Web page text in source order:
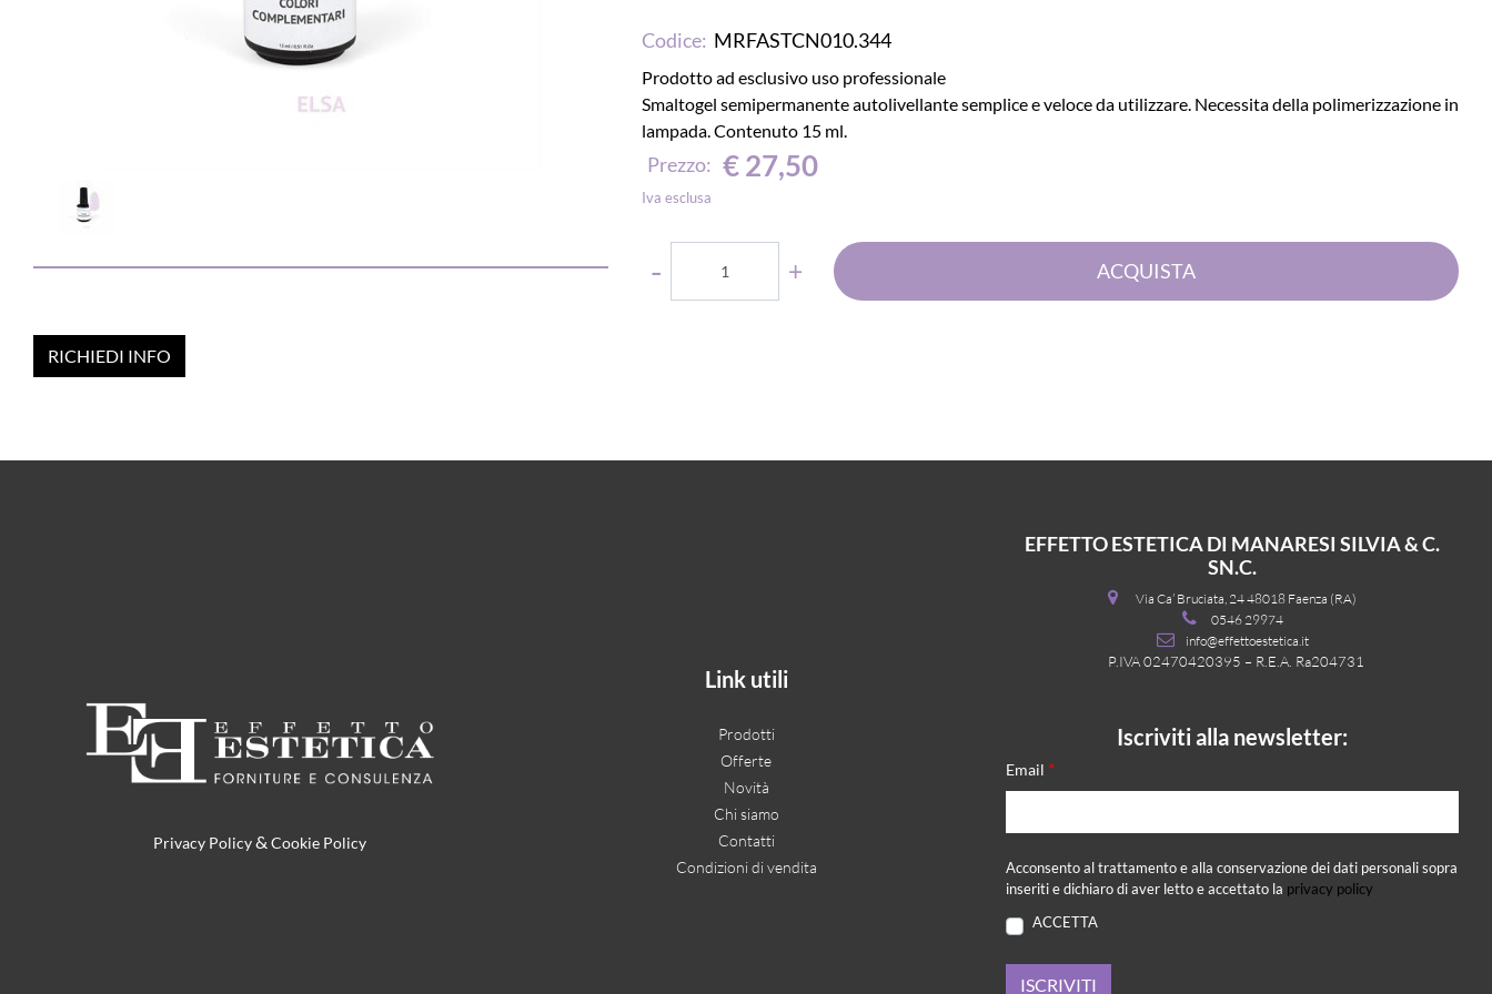
RICHIEDI INFO
Codice: MRFASTCN010.344
Prodotto ad esclusivo uso professionale
Smaltogel semipermanente autolivellante semplice e veloce da utilizzare. Necessita della polimerizzazione in
lampada. Contenuto 15 ml.
Prezzo: € 27,50
Iva esclusa
ACQUISTA
Privacy Policy& Cookie Policy
Link utili
Prodotti
Offerte
Novità
Chi siamo
Contatti
Condizioni di vendita
EFFETTO ESTETICA DI MANARESI SILVIA & C.
SN.C.
Via Ca’ Bruciata, 24 48018 Faenza (RA)
0546 29974
info@effettoestetica.it
P.IVA 02470420395 – R.E.A. Ra204731
Iscriviti alla newsletter:
Email *
Acconsento al trattamento e alla conservazione dei dati personali sopra
inseriti e dichiaro di aver letto e accettato la privacy policy
ACCETTA